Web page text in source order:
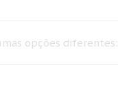
opções diferentes: